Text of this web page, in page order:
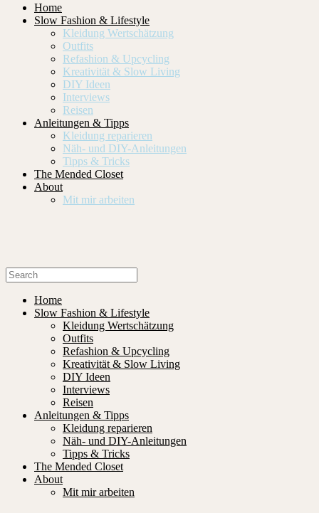
Home
Slow Fashion & Lifestyle
Kleidung Wertschätzung
Outfits
Refashion & Upcycling
Kreativität & Slow Living
DIY Ideen
Interviews
Reisen
Anleitungen & Tipps
Kleidung reparieren
Näh- und DIY-Anleitungen
Tipps & Tricks
The Mended Closet
About
Mit mir arbeiten
Home
Slow Fashion & Lifestyle
Kleidung Wertschätzung
Outfits
Refashion & Upcycling
Kreativität & Slow Living
DIY Ideen
Interviews
Reisen
Anleitungen & Tipps
Kleidung reparieren
Näh- und DIY-Anleitungen
Tipps & Tricks
The Mended Closet
About
Mit mir arbeiten